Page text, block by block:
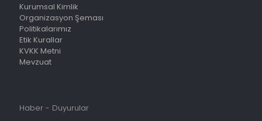
Kurumsal Kimlik
Organizasyon Şeması
Politikalarımız
Etik Kurallar
KVKK Metni
Mevzuat
Haber - Duyurular